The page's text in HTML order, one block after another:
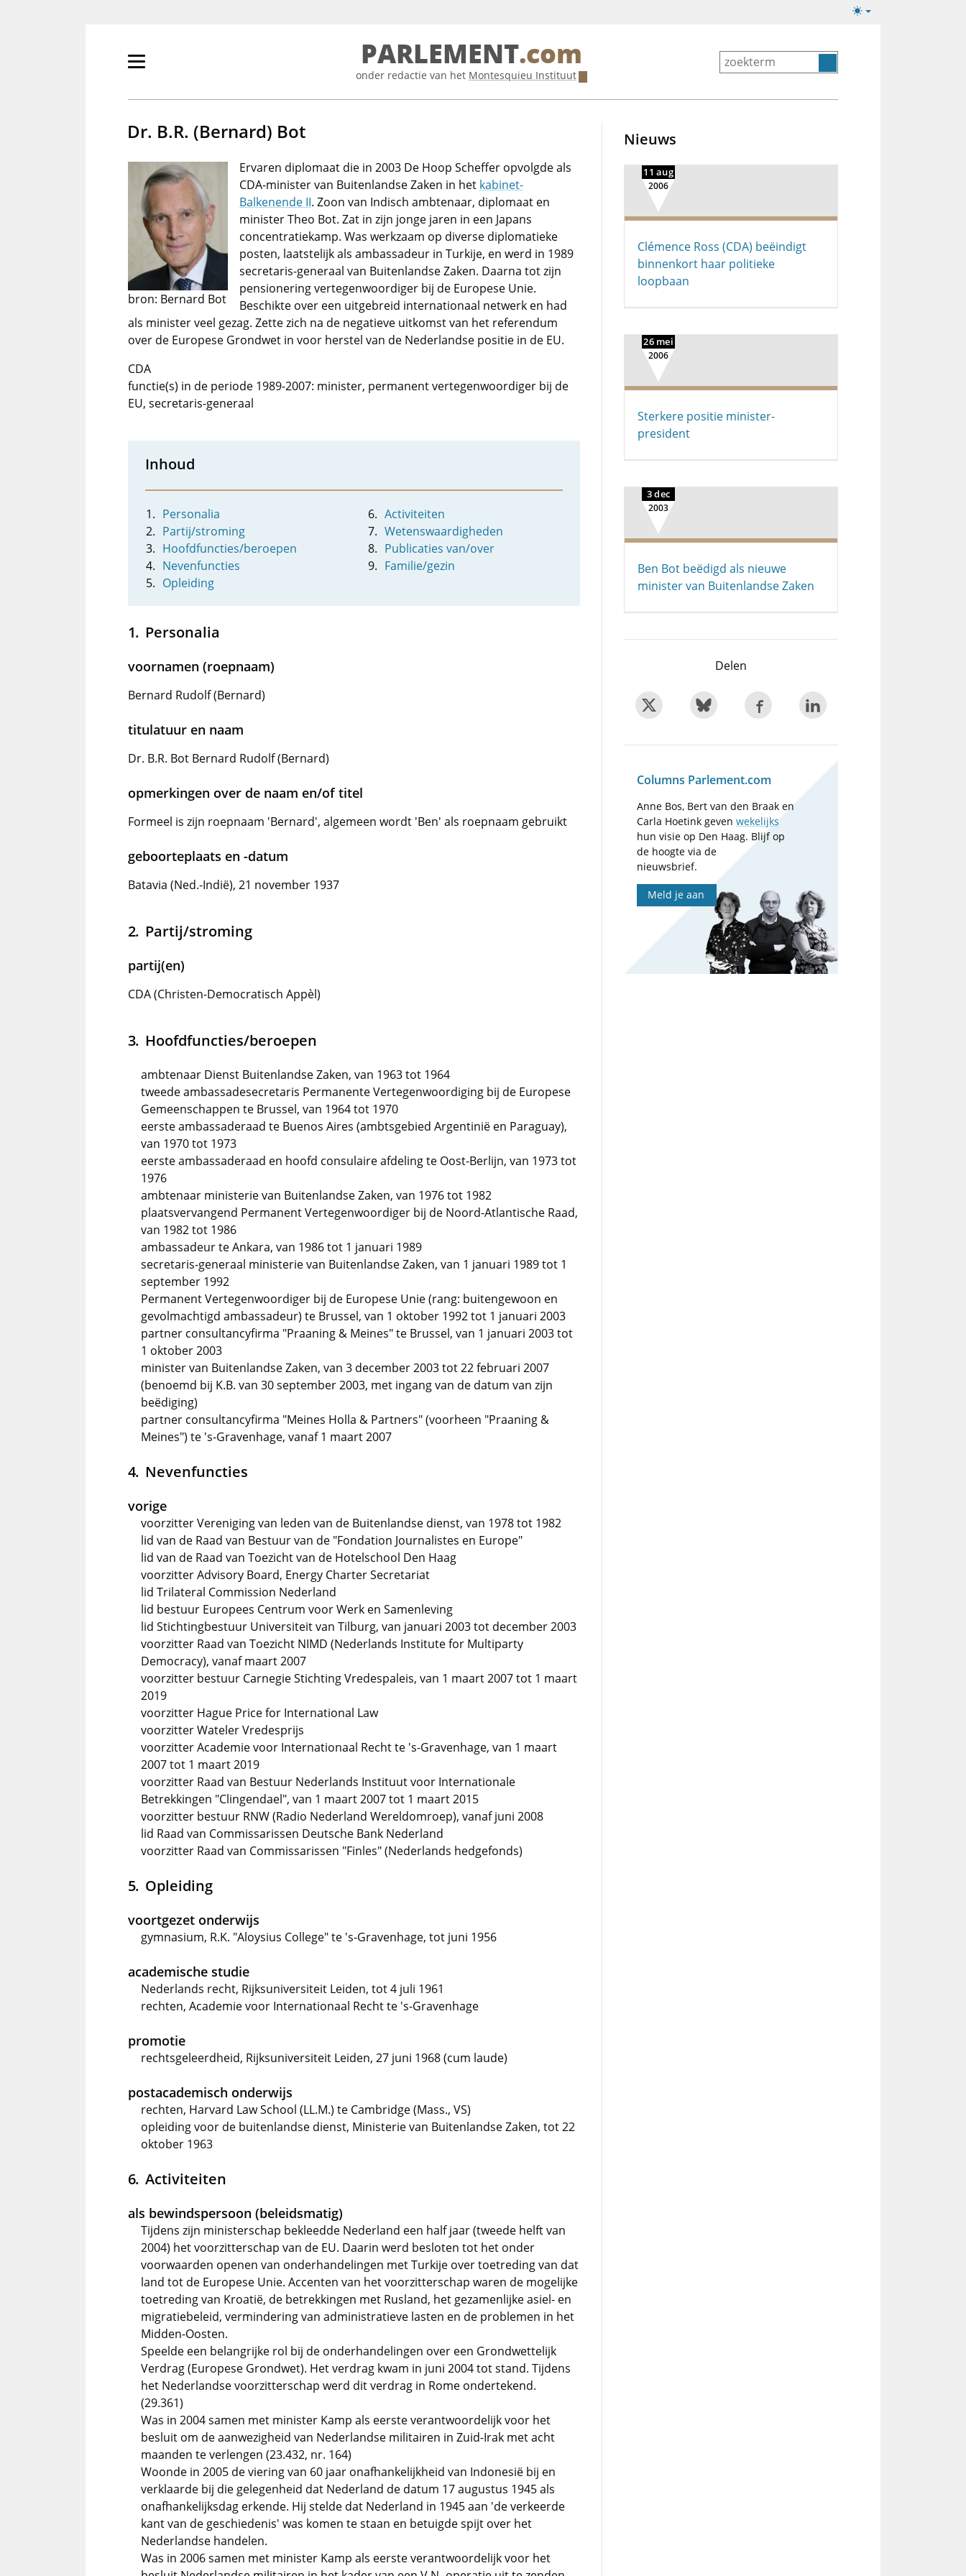
Lichte/donkere
Primair
tonen/verbergen
PARLEMENT.com
onder redactie van het Montesquieu Instituut
Dr. B.R. (Bernard) Bot
bron: Bernard Bot
Ervaren diplomaat die in 2003 De Hoop Scheffer opvolgde als
CDA-minister van Buitenlandse Zaken in het kabinet-
Balkenende II. Zoon van Indisch ambtenaar, diplomaat en
minister Theo Bot. Zat in zijn jonge jaren in een Japans
concentratiekamp. Was werkzaam op diverse diplomatieke
posten, laatstelijk als ambassadeur in Turkije, en werd in 1989
secretaris-generaal van Buitenlandse Zaken. Daarna tot zijn
pensionering vertegenwoordiger bij de Europese Unie.
Beschikte over een uitgebreid internationaal netwerk en had
als minister veel gezag. Zette zich na de negatieve uitkomst van het referendum
over de Europese Grondwet in voor herstel van de Nederlandse positie in de EU.
CDA
functie(s) in de periode 1989-2007: minister, permanent vertegenwoordiger bij de
EU, secretaris-generaal
Inhoud
Personalia
Partij/stroming
Hoofdfuncties/beroepen
Nevenfuncties
Opleiding
Activiteiten
Wetenswaardigheden
Publicaties van/over
Familie/gezin
Personalia
voornamen (roepnaam)
Bernard Rudolf (Bernard)
titulatuur en naam
Dr. B.R. Bot Bernard Rudolf (Bernard)
opmerkingen over de naam en/of titel
Formeel is zijn roepnaam 'Bernard', algemeen wordt 'Ben' als roepnaam gebruikt
geboorteplaats en -datum
Batavia (Ned.-Indië), 21 november 1937
Partij/stroming
partij(en)
CDA (Christen-Democratisch Appèl)
Hoofdfuncties/beroepen
ambtenaar Dienst Buitenlandse Zaken, van 1963 tot 1964
tweede ambassadesecretaris Permanente Vertegenwoordiging bij de Europese
Gemeenschappen te Brussel, van 1964 tot 1970
eerste ambassaderaad te Buenos Aires (ambtsgebied Argentinië en Paraguay),
van 1970 tot 1973
eerste ambassaderaad en hoofd consulaire afdeling te Oost-Berlijn, van 1973 tot
1976
ambtenaar ministerie van Buitenlandse Zaken, van 1976 tot 1982
plaatsvervangend Permanent Vertegenwoordiger bij de Noord-Atlantische Raad,
van 1982 tot 1986
ambassadeur te Ankara, van 1986 tot 1 januari 1989
secretaris-generaal ministerie van Buitenlandse Zaken, van 1 januari 1989 tot 1
september 1992
Permanent Vertegenwoordiger bij de Europese Unie (rang: buitengewoon en
gevolmachtigd ambassadeur) te Brussel, van 1 oktober 1992 tot 1 januari 2003
partner consultancyfirma "Praaning & Meines" te Brussel, van 1 januari 2003 tot
1 oktober 2003
minister van Buitenlandse Zaken, van 3 december 2003 tot 22 februari 2007
(benoemd bij K.B. van 30 september 2003, met ingang van de datum van zijn
beëdiging)
partner consultancyfirma "Meines Holla & Partners" (voorheen "Praaning &
Meines") te 's-Gravenhage, vanaf 1 maart 2007
Nevenfuncties
vorige
voorzitter Vereniging van leden van de Buitenlandse dienst, van 1978 tot 1982
lid van de Raad van Bestuur van de "Fondation Journalistes en Europe"
lid van de Raad van Toezicht van de Hotelschool Den Haag
voorzitter Advisory Board, Energy Charter Secretariat
lid Trilateral Commission Nederland
lid bestuur Europees Centrum voor Werk en Samenleving
lid Stichtingbestuur Universiteit van Tilburg, van januari 2003 tot december 2003
voorzitter Raad van Toezicht NIMD (Nederlands Institute for Multiparty
Democracy), vanaf maart 2007
voorzitter bestuur Carnegie Stichting Vredespaleis, van 1 maart 2007 tot 1 maart
2019
voorzitter Hague Price for International Law
voorzitter Wateler Vredesprijs
voorzitter Academie voor Internationaal Recht te 's-Gravenhage, van 1 maart
2007 tot 1 maart 2019
voorzitter Raad van Bestuur Nederlands Instituut voor Internationale
Betrekkingen "Clingendael", van 1 maart 2007 tot 1 maart 2015
voorzitter bestuur RNW (Radio Nederland Wereldomroep), vanaf juni 2008
lid Raad van Commissarissen Deutsche Bank Nederland
voorzitter Raad van Commissarissen "Finles" (Nederlands hedgefonds)
Opleiding
voortgezet onderwijs
gymnasium, R.K. "Aloysius College" te 's-Gravenhage, tot juni 1956
academische studie
Nederlands recht, Rijksuniversiteit Leiden, tot 4 juli 1961
rechten, Academie voor Internationaal Recht te 's-Gravenhage
promotie
rechtsgeleerdheid, Rijksuniversiteit Leiden, 27 juni 1968 (cum laude)
postacademisch onderwijs
rechten, Harvard Law School (LL.M.) te Cambridge (Mass., VS)
opleiding voor de buitenlandse dienst, Ministerie van Buitenlandse Zaken, tot 22
oktober 1963
Activiteiten
als bewindspersoon (beleidsmatig)
Tijdens zijn ministerschap bekleedde Nederland een half jaar (tweede helft van
2004) het voorzitterschap van de EU. Daarin werd besloten tot het onder
voorwaarden openen van onderhandelingen met Turkije over toetreding van dat
land tot de Europese Unie. Accenten van het voorzitterschap waren de mogelijke
toetreding van Kroatië, de betrekkingen met Rusland, het gezamenlijke asiel- en
migratiebeleid, vermindering van administratieve lasten en de problemen in het
Midden-Oosten.
Speelde een belangrijke rol bij de onderhandelingen over een Grondwettelijk
Verdrag (Europese Grondwet). Het verdrag kwam in juni 2004 tot stand. Tijdens
het Nederlandse voorzitterschap werd dit verdrag in Rome ondertekend.
(29.361)
Was in 2004 samen met minister Kamp als eerste verantwoordelijk voor het
besluit om de aanwezigheid van Nederlandse militairen in Zuid-Irak met acht
maanden te verlengen (23.432, nr. 164)
Woonde in 2005 de viering van 60 jaar onafhankelijkheid van Indonesië bij en
verklaarde bij die gelegenheid dat Nederland de datum 17 augustus 1945 als
onafhankelijksdag erkende. Hij stelde dat Nederland in 1945 aan 'de verkeerde
kant van de geschiedenis' was komen te staan en betuigde spijt over het
Nederlandse handelen.
Was in 2006 samen met minister Kamp als eerste verantwoordelijk voor het
Nieuws
11 aug
2006
Clémence Ross (CDA) beëindigt
binnenkort haar politieke
loopbaan
26 mei
2006
Sterkere positie minister-
president
3 dec
2003
Ben Bot beëdigd als nieuwe
minister van Buitenlandse Zaken
Delen
Columns Parlement.com
Anne Bos, Bert van den Braak en
Carla Hoetink gevenwekelijks
hun visie op Den Haag. Blijf op
de hoogte via de
nieuwsbrief.
Meld je aan